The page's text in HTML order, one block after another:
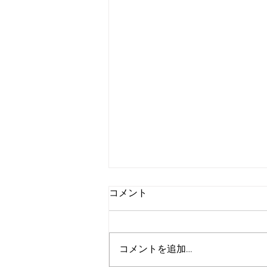
コメント
コメントを追加…